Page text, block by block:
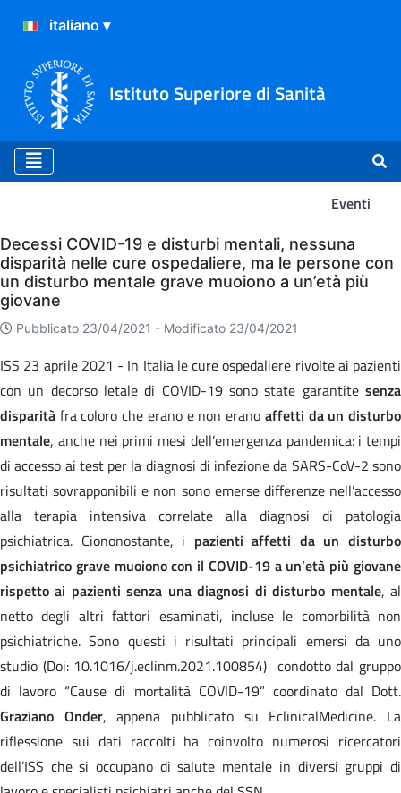
Istituto Superiore di Sanità
Eventi
Eventi
Decessi COVID-19 e disturbi mentali, nessuna
disparità nelle cure ospedaliere, ma le persone con
un disturbo mentale grave muoiono a un’età più
giovane
Pubblicato 23/04/2021 - Modificato 23/04/2021
ISS 23 aprile 2021 - In Italia le cure ospedaliere rivolte ai pazienti
con un decorso letale di COVID-19 sono state garantite senza
disparità fra coloro che erano e non erano affetti da un disturbo
mentale, anche nei primi mesi dell’emergenza pandemica: i tempi
di accesso ai test per la diagnosi di infezione da SARS-CoV-2 sono
risultati sovrapponibili e non sono emerse differenze nell’accesso
alla terapia intensiva correlate alla diagnosi di patologia
psichiatrica. Ciononostante, i pazienti affetti da un disturbo
psichiatrico grave muoiono con il COVID-19 a un’età più giovane
rispetto ai pazienti senza una diagnosi di disturbo mentale, al
netto degli altri fattori esaminati, incluse le comorbilità non
psichiatriche. Sono questi i risultati principali emersi da uno
studio (Doi: 10.1016/j.eclinm.2021.100854) condotto dal gruppo
di lavoro “Cause di mortalità COVID-19” coordinato dal Dott.
Graziano Onder, appena pubblicato su EclinicalMedicine. La
riflessione sui dati raccolti ha coinvolto numerosi ricercatori
dell’ISS che si occupano di salute mentale in diversi gruppi di